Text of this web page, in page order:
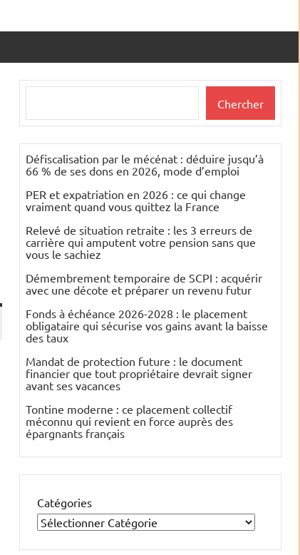
Chercher
Défiscalisation par le mécénat : déduire jusqu’à
66 % de ses dons en 2026, mode d’emploi
PER et expatriation en 2026 : ce qui change
vraiment quand vous quittez la France
Relevé de situation retraite : les 3 erreurs de
carrière qui amputent votre pension sans que
vous le sachiez
Démembrement temporaire de SCPI : acquérir
avec une décote et préparer un revenu futur
Fonds à échéance 2026-2028 : le placement
obligataire qui sécurise vos gains avant la baisse
des taux
Mandat de protection future : le document
financier que tout propriétaire devrait signer
avant ses vacances
Tontine moderne : ce placement collectif
méconnu qui revient en force auprès des
épargnants français
Catégories